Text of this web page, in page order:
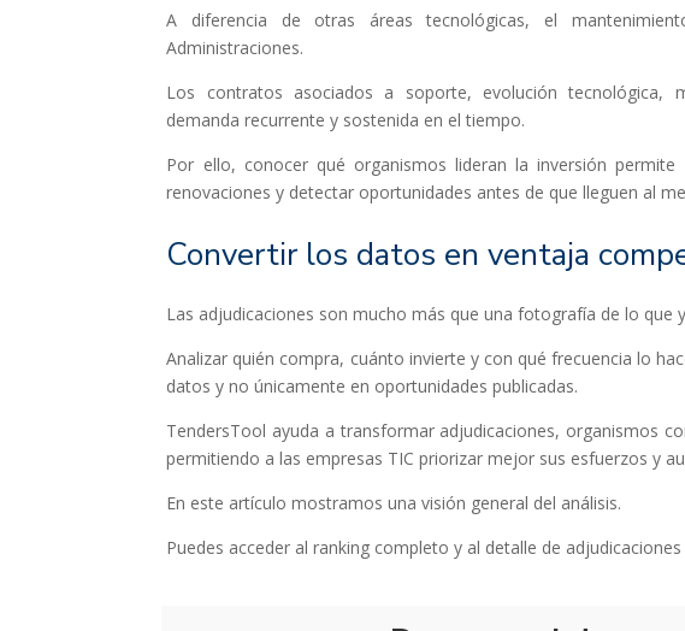
A diferencia de otras áreas tecnológicas, el
Administraciones.
Los contratos asociados a soporte, evolución tecnológica,
demanda recurrente y sostenida en el tiempo.
Por ello, conocer qué organismos lideran la inversión
renovaciones y detectar oportunidades antes de que lleguen al
Convertir los datos en ventaja
Las adjudicaciones son mucho más que una fotografía de lo que
Analizar quién compra, cuánto invierte y con qué frecuencia lo
datos y no únicamente en oportunidades publicadas.
TendersTool ayuda a transformar adjudicaciones, organismos
permitiendo a las empresas TIC priorizar mejor sus esfuerzos y
En este artículo mostramos una visión general del análisis.
Puedes acceder al ranking completo y al detalle de